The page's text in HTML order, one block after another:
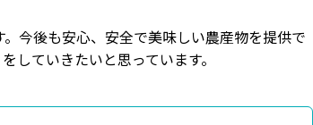
今後も安心、安全で美味しい農産物を提供で
していきたいと思っています。